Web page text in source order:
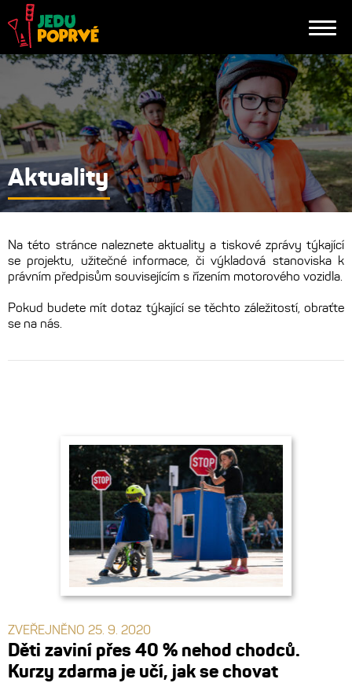
Aktuality
Na této stránce naleznete aktuality a tiskové zprávy týkající
se projektu, užitečné informace, či výkladová stanoviska k
právním předpisům souvisejícím s řízením motorového vozidla.
Pokud budete mít dotaz týkající se těchto záležitostí, obraťte
se na nás.
ZVEŘEJNĚNO 25. 9. 2020
Děti zaviní přes 40 % nehod chodců.
Kurzy zdarma je učí, jak se chovat